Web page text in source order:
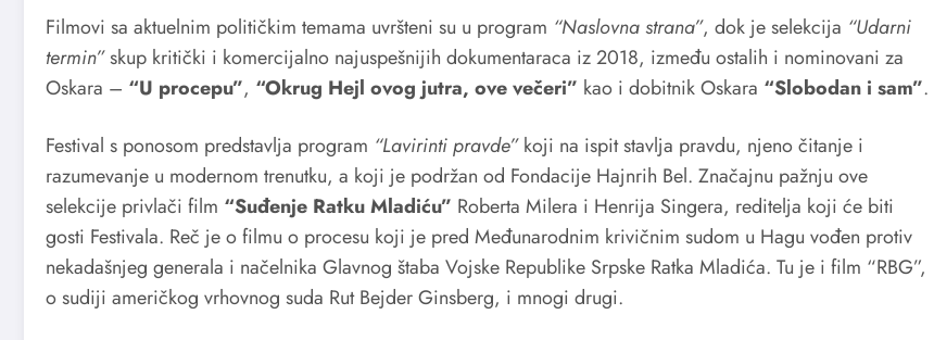
Filmovi sa aktuelnim političkim temama uvršteni su u program “Naslovna strana”, dok je selekcija “Udarni
termin”skup kritički i komercijalno najuspešnijih dokumentaraca iz 2018, između ostalih i nominovani za
Oskara – “U procepu”, “Okrug Hejl ovog jutra, ove večeri” kao i dobitnik Oskara “Slobodan i sam”.
Festival s ponosom predstavlja program “Lavirinti pravde”koji na ispit stavlja pravdu, njeno čitanje i
razumevanje u modernom trenutku, a koji je podržan od Fondacije Hajnrih Bel. Značajnu pažnju ove
selekcije privlači film “Suđenje Ratku Mladiću” Roberta Milera i Henrija Singera, reditelja koji će biti
gosti Festivala. Reč je o filmu o procesu koji je pred Međunarodnim krivičnim sudom u Hagu vođen protiv
nekadašnjeg generala i načelnika Glavnog štaba Vojske Republike Srpske Ratka Mladića. Tu je i film “RBG”,
o sudiji američkog vrhovnog suda Rut Bejder Ginsberg, i mnogi drugi.